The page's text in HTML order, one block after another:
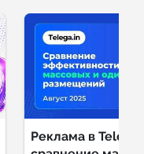
Реклама в